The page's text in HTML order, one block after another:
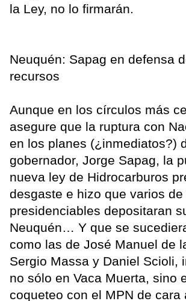
la Ley, no lo firmarán.
Neuquén: Sapag en defensa
recursos
Aunque en los círculos más
asegure que la ruptura con
en los planes (¿inmediatos?)
gobernador, Jorge Sapag, la
nueva ley de Hidrocarburos
desgaste e hizo que varios de
presidenciables depositaran
Neuquén… Y que se
como las de José Manuel de
Sergio Massa y Daniel Scioli,
no sólo en Vaca Muerta, sino
coqueteo con el MPN de cara